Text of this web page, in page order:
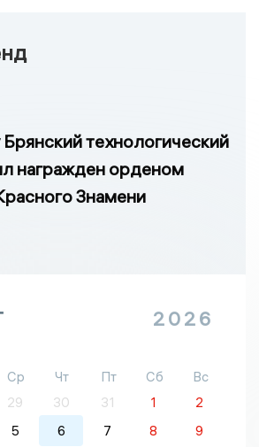
технологический
награжден орденом
Знамени
2026
Ср Чт Пт Сб
Вс
29 30 31 1
2
5 6 7 8 9